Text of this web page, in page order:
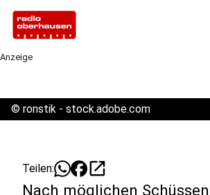
Anzeige
© ronstik - stock.adobe.com
Teilen: open_in_new
Nach möglichen